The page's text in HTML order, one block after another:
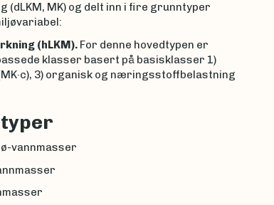
(dLKM, MK) og delt inn i fire grunntyper
(hLKM).For denne hovedtypen er
klasser basert på basisklasser 1)
3) organisk og næringsstoffbelastning
vannmasser